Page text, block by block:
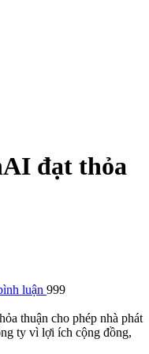
đạt thỏa
luận 999
thuận cho phép nhà phát
ty vì lợi ích cộng đồng,